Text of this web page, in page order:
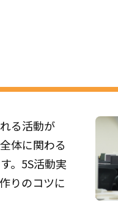
る活動が
体に関わる
。5S活動実
りのコツに